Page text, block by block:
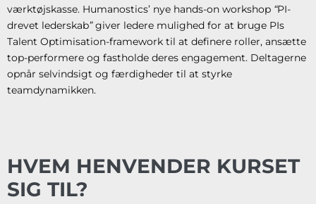
værktøjskasse. Humanostics’ nye hands-on workshop “PI-
drevet lederskab”giver ledere mulighed for at bruge PIs
Talent Optimisation-framework til at definere roller, ansætte
top-performere og fastholde deres engagement. Deltagerne
opnår selvindsigt og færdigheder til at styrke
teamdynamikken.
HVEM HENVENDER KURSET
SIG TIL?